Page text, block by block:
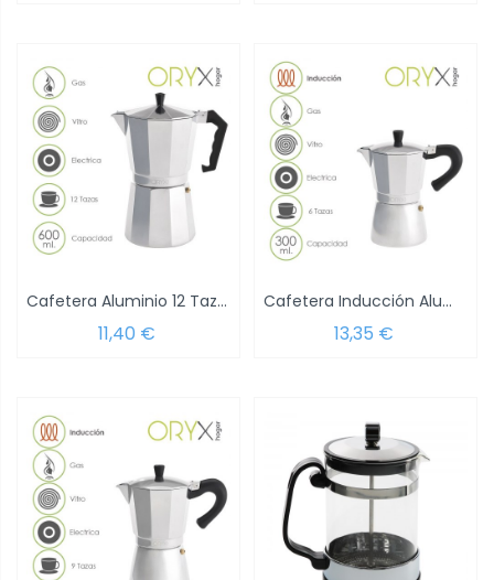
Cafetera Aluminio 12 Tazas (600 ml.) Classic
11,40 €
Cafetera Inducción Aluminio 6 Tazas (300 Ml.)
13,35 €